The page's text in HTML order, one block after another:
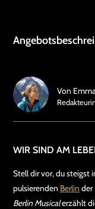
WIR SIND AM
Stell dir vor, du steigst
pulsierenden Berlin der
Berlin Musicalerzählt
Von Emma